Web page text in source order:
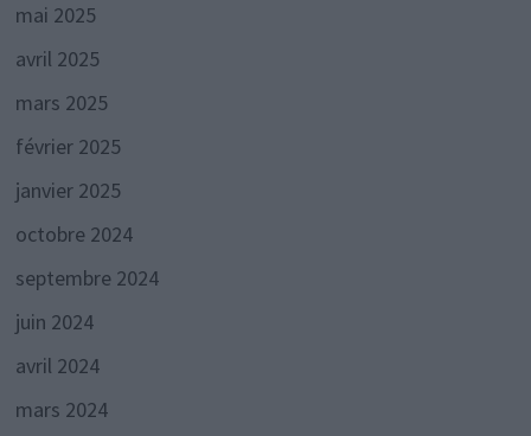
mai 2025
avril 2025
mars 2025
février 2025
janvier 2025
octobre 2024
septembre 2024
juin 2024
avril 2024
mars 2024